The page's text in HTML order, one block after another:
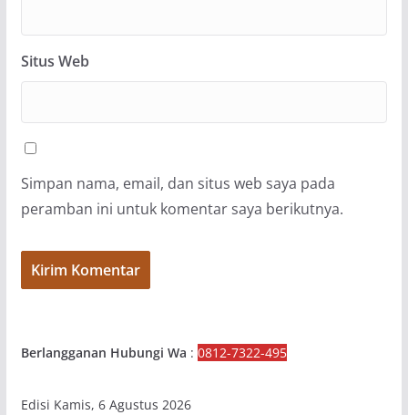
Situs Web
Simpan nama, email, dan situs web saya pada
peramban ini untuk komentar saya berikutnya.
Berlangganan Hubungi Wa : 0812-7322-495
Edisi Kamis, 6 Agustus 2026